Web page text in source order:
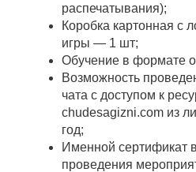
распечатывания);
Коробка картонная с
игры — 1 шт;
Обучение в формате
Возможность
чата с доступом к
chudesagizni.com из
год;
Именной сертификат
проведения